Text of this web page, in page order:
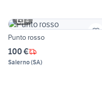
4
Punto rosso
100 €
Salerno(SA)